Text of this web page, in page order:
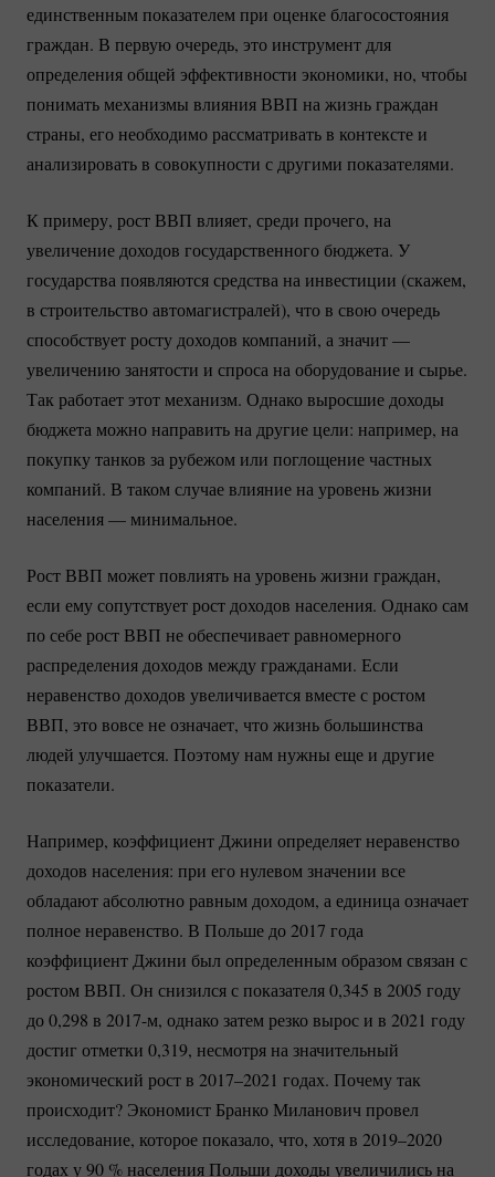
единственным показателем при оценке благосостояния
граждан. В первую очередь, это инструмент для
определения общей эффективности экономики, но, чтобы
понимать механизмы влияния ВВП на жизнь граждан
страны, его необходимо рассматривать в контексте и
анализировать в совокупности с другими показателями.
К примеру, рост ВВП влияет, среди прочего, на
увеличение доходов государственного бюджета. У
государства появляются средства на инвестиции (скажем,
в строительство автомагистралей), что в свою очередь
способствует росту доходов компаний, а значит —
увеличению занятости и спроса на оборудование и сырье.
Так работает этот механизм. Однако выросшие доходы
бюджета можно направить на другие цели: например, на
покупку танков за рубежом или поглощение частных
компаний. В таком случае влияние на уровень жизни
населения — минимальное.
Рост ВВП может повлиять на уровень жизни граждан,
если ему сопутствует рост доходов населения. Однако сам
по себе рост ВВП не обеспечивает равномерного
распределения доходов между гражданами. Если
неравенство доходов увеличивается вместе с ростом
ВВП, это вовсе не означает, что жизнь большинства
людей улучшается. Поэтому нам нужны еще и другие
показатели.
Например, коэффициент Джини определяет неравенство
доходов населения: при его нулевом значении все
обладают абсолютно равным доходом, а единица означает
полное неравенство. В Польше до 2017 года
коэффициент Джини был определенным образом связан с
ростом ВВП. Он снизился с показателя 0,345 в 2005 году
до 0,298 в 2017-м, однако затем резко вырос и в 2021 году
достиг отметки 0,319, несмотря на значительный
экономический рост в 2017–2021 годах. Почему так
происходит? Экономист Бранко Миланович провел
исследование, которое показало, что, хотя в 2019–2020
годах у90 %населения Польши доходы увеличились на